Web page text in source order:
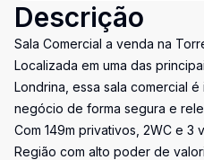
Descrição
Sala Comercial a venda na
Localizada em uma das
Londrina, essa sala comercial
negócio de forma segura e
Com 149m privativos, 2WC e 3
Região com alto poder de